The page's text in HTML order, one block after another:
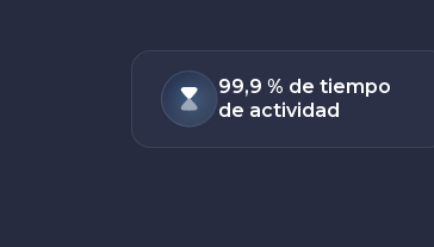
99,9 % de tiempo
de actividad